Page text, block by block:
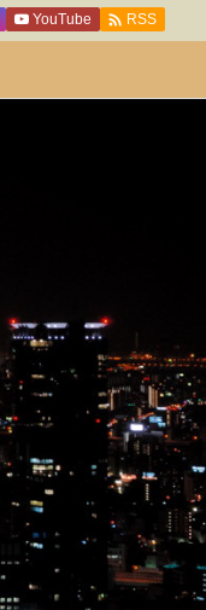
YouTube  RSS